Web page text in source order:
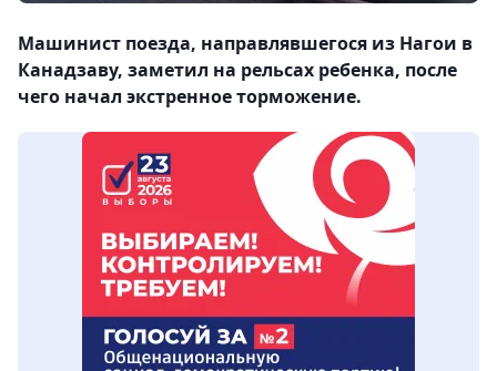
Машинист поезда, направлявшегося из Нагои в
Канадзаву, заметил на рельсах ребенка, после
чего начал экстренное торможение.